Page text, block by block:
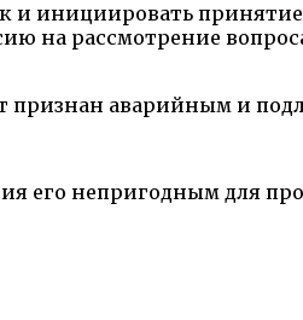
и инициировать
на рассмотрение
признан аварийным и
его непригодным для